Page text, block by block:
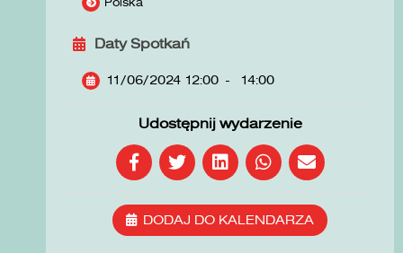
Daty Spotkań
11/06/2024 12:00 - 14:00
Udostępnij wydarzenie
DODAJ DO KALENDARZA